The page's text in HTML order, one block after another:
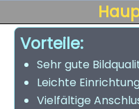
Vorteile:
Sehr gute
Leichte Einrichtung
Vielfältige